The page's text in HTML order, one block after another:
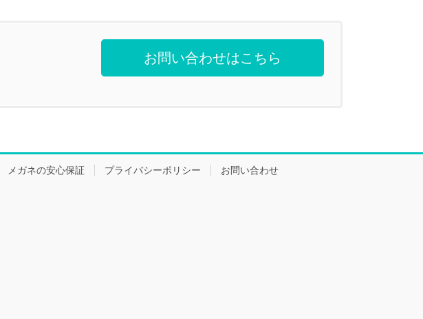
お問い合わせはこちら
メガネの安心保証 プライバシーポリシー
お問い合わせ